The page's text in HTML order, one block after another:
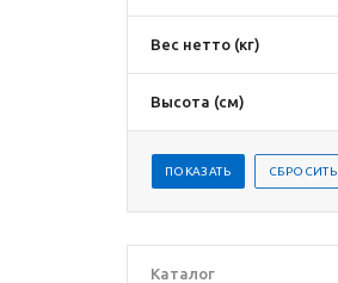
Вес нетто (кг)
Высота (см)
Каталог